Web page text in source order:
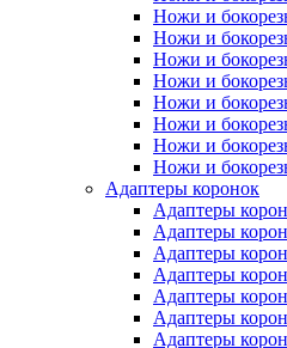
Ножи и
Ножи и
Ножи и
Ножи и
Ножи и
Ножи и
Ножи и
Ножи и
Адаптеры коронок
Адаптеры
Адаптеры
Адаптеры
Адаптеры
Адаптеры
Адаптеры
Адаптеры